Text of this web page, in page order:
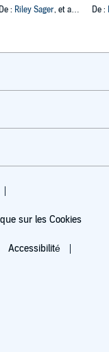
De : Riley Sager, et autres
De :
sur les Cookies
Accessibilité